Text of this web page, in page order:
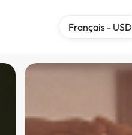
Français - USD